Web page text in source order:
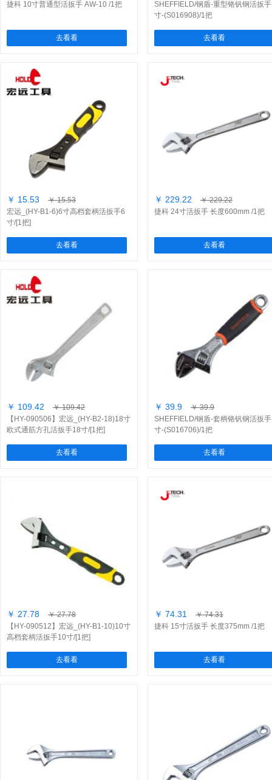
捷科 10寸普通型活扳手 AW-10 /1把
去看看
SHEFFIELD/钢盾-重型铬钒钢活扳
寸-(S016908)/1把
去看看
￥ 15.53
￥ 15.53
宏远_(HY-B1-6)6寸高档套柄活扳手6
寸/[1把]
去看看
￥ 229.22
￥ 229.22
捷科 24寸活扳手 长度600mm /1把
去看看
￥ 109.42
￥ 109.42
【HY-090506】宏远_(HY-B2-18)18寸
欧式通筋方孔活扳手18寸/[1把]
去看看
￥ 39.9
￥ 39.9
SHEFFIELD/钢盾-套柄铬钒钢活扳
寸-(S016706)/1把
去看看
￥ 27.78
￥ 27.78
【HY-090512】宏远_(HY-B1-10)10寸
高档套柄活扳手10寸/[1把]
去看看
￥ 74.31
￥ 74.31
捷科 15寸活扳手 长度375mm /1把
去看看